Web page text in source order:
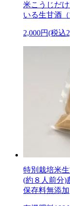
米こうじだ
いる生甘酒
2,000円(税込
特別栽培米
(約８人前分)
保存料無添加